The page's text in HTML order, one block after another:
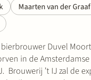
Maarten van der Graaf
bierbrouwer Duvel
in de
Brouwerij ’t IJ zal de